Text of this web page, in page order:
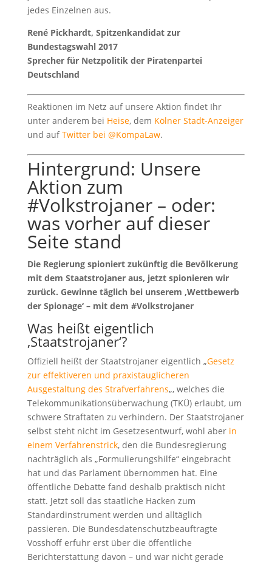
jedes Einzelnen aus.
René Pickhardt, Spitzenkandidat zur
Bundestagswahl 2017
Sprecher für Netzpolitik der Piratenpartei
Deutschland
Reaktionen im Netz auf unsere Aktion findet Ihr
unter anderem bei Heise, dem Kölner Stadt-Anzeiger
und aufTwitter bei @KompaLaw.
Hintergrund: Unsere
Aktion zum
#Volkstrojaner – oder:
was vorher auf dieser
Seite stand
Die Regierung spioniert zukünftig die Bevölkerung
mit dem Staatstrojaner aus, jetzt spionieren wir
zurück. Gewinne täglich bei unserem ‚Wettbewerb
der Spionage‘ – mit dem #Volkstrojaner
Was heißt eigentlich
‚Staatstrojaner‘?
Offiziell heißt der Staatstrojaner eigentlich „Gesetz
zur effektiveren und praxistauglicheren
Ausgestaltung des Strafverfahrens„, welches die
Telekommunikationsüberwachung (TKÜ) erlaubt, um
schwere Straftaten zu verhindern. Der Staatstrojaner
selbst steht nicht im Gesetzesentwurf, wohl aber in
einem Verfahrenstrick, den die Bundesregierung
nachträglich als „Formulierungshilfe“ eingebracht
hat und das Parlament übernommen hat. Eine
öffentliche Debatte fand deshalb praktisch nicht
statt. Jetzt soll das staatliche Hacken zum
Standardinstrument werden und alltäglich
passieren. Die Bundesdatenschutzbeauftragte
Vosshoff erfuhr erst über die öffentliche
Berichterstattung davon – und war nicht gerade